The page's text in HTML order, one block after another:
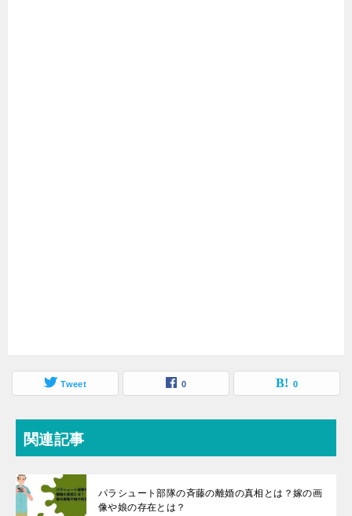
Tweet 0 0
関連記事
パラシュート部隊の斉藤の離婚の真相とは？嫁の画
像や娘の存在とは？